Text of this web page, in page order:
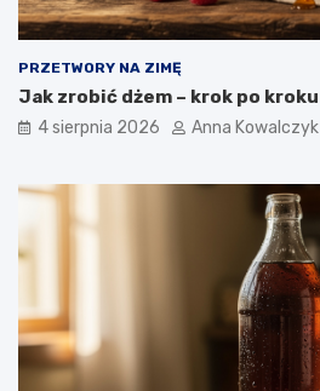
PRZETWORY NA ZIMĘ
Jak zrobić dżem – krok po kroku
4 sierpnia 2026 Anna Kowalczyk